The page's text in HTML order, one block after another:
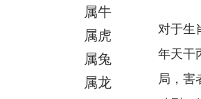
属牛
属虎
属兔
属龙
对于生
年天干
局，害